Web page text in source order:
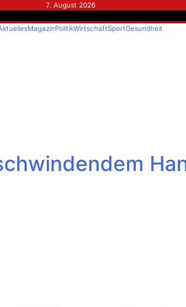
7. August 2026
MagazinPolitikWirtschaftSportGesundheit